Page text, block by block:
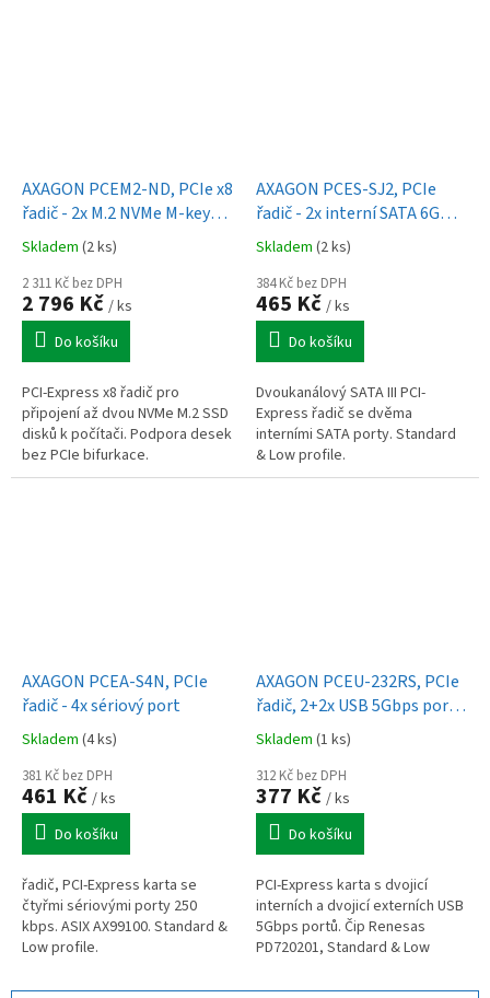
AXAGON PCEM2-ND, PCIe x8
řadič - 2x M.2 NVMe M-key
slot, RAID, podpora desek
bez bifurkace, vč. LP
Skladem (2 ks)
2 311 Kč bez DPH
2 796 Kč / ks
Do košíku
PCI-Express x8 řadič pro
připojení až dvou NVMe M.2 SSD
disků k počítači. Podpora desek
bez PCIe bifurkace.
AXAGON PCES-SJ2, PCIe
řadič - 2x interní SATA 6G
port, JMB582, SP & LP
Skladem (2 ks)
384 Kč bez DPH
465 Kč / ks
Do košíku
Dvoukanálový SATA III PCI-
Express řadič se dvěma
interními SATA porty. Standard
& Low profile.
AXAGON PCEA-S4N, PCIe
řadič - 4x sériový port
Skladem (4 ks)
381 Kč bez DPH
461 Kč / ks
Do košíku
řadič, PCI-Express karta se
čtyřmi sériovými porty 250
kbps. ASIX AX99100. Standard &
Low profile.
AXAGON PCEU-232RS, PCIe
řadič, 2+2x USB 5Gbps port,
SATA napájení, SP & LP
Skladem (1 ks)
312 Kč bez DPH
377 Kč / ks
Do košíku
PCI-Express karta s dvojicí
interních a dvojicí externích USB
5Gbps portů. Čip Renesas
PD720201, Standard & Low